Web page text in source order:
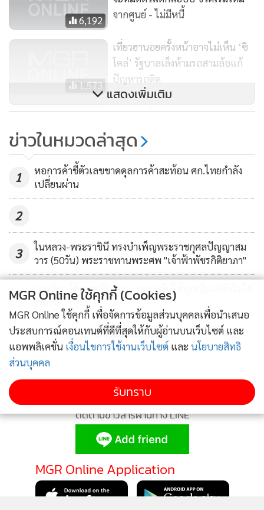
6,192
จากศูนย์ - ไม่มีหนี้
1,573
เที่ยวฮานอยครั้งหน้าอาจไม่เห็น ‘ซิ
โคล่’ รัฐบาลเล็งห้ามรถสามล้อแก้
ปัญหารถติด
171
ปิดจราจรใต้ทางแยกต่างระดับฉิมพลี
แสดงเพิ่มเติม
ข่าวในหมวดล่าสุด
1
หอการค้าชี้ตัวเลขขาดดุลการค้าสะท้อน ศก.ไทยกำลัง
เปลี่ยนผ่าน
2
3
ในหลวง-พระราชินี ทรงบำเพ็ญพระราชกุศลปัญญาสม
วาร (50วัน) พระราชทานพระศพ "เจ้าฟ้าพัชรกิติยาภา"
4
"อนุทิน" โต้ข่าวปรับ ครม. ระบุ ปรับได้ทุกเมื่อแต่ยังไม่ใช่
เวลานี้
ข่าวอื่นในหมวด
ติดตามข่าวสารผ่านทาง LINE
MGR Online Application
MGR Online ใช้คุกกี้ (Cookies)
MGR Online ใช้คุกกี้ เพื่อจัดการข้อมูลส่วนบุคคลเพื่อนำเสนอ
ประสบการณ์คอนเทนต์ที่ดีที่สุดให้กับผู้อ่านบนเว็บไซต์ และ
แอพพลิเคชั่น เงื่อนไขการใช้งานเว็บไซต์ และ นโยบายสิทธิ
ส่วนบุคคล
รับทราบ